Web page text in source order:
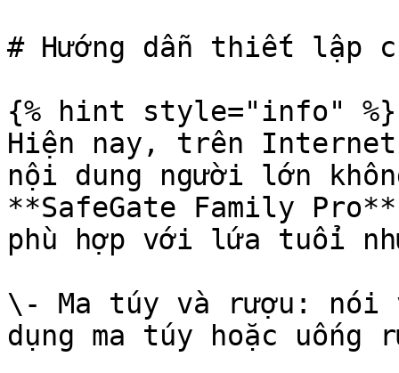
# Hướng dẫn thiết lập
{% hint style="info" %}
Hiện nay, trên
nội dung người lớn
**SafeGate Family
phù hợp với lứa tuổi
\- Ma túy và rượu: nói
dụng ma túy hoặc uống